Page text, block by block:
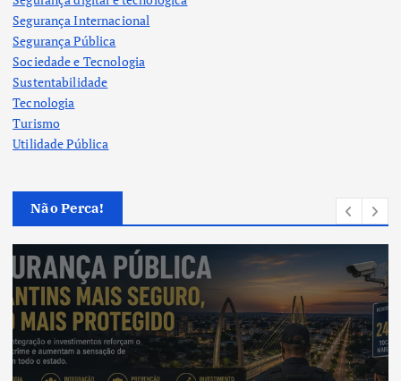
Segurança Internacional
Segurança Pública
Sociedade e Tecnologia
Sustentabilidade
Tecnologia
Turismo
Utilidade Pública
Não Perca!